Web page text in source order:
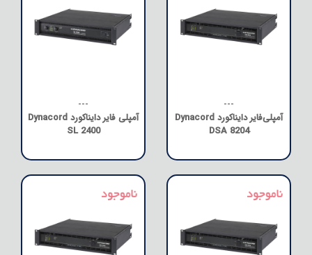
---
آمپلی‌فایر دایناکورد Dynacord
DSA 8204
---
آمپلی فایر دایناکورد Dynacord
SL 2400